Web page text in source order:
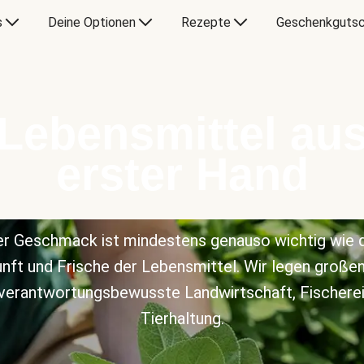
Deine Optionen Rezepte
Geschmack ist mindestens genauso wichtig wie
und Frische der Lebensmittel. Wir legen
Landwirtschaft,
Tierhaltung.